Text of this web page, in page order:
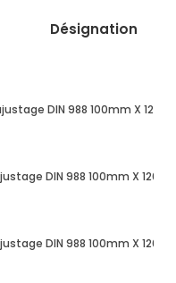
Désignation
DIN 988 100mm X
DIN 988 100mm X
DIN 988 100mm X